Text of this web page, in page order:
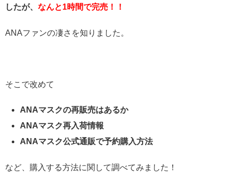
したが、 なんと1時間で完売！！
ANAファンの凄さを知りました。
そこで改めて
ANAマスクの再販売はあるか
ANAマスク再入荷情報
ANAマスク公式通販で予約購入方法
など、購入する方法に関して調べてみました！